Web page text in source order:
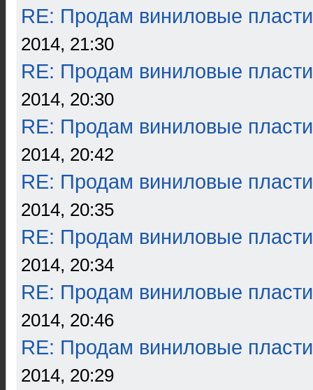
RE: Продам виниловые
2014, 21:30
RE: Продам виниловые
2014, 20:30
RE: Продам виниловые
2014, 20:42
RE: Продам виниловые
2014, 20:35
RE: Продам виниловые
2014, 20:34
RE: Продам виниловые
2014, 20:46
RE: Продам виниловые
2014, 20:29